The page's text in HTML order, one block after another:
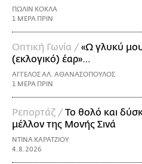
ΠΩΛΙΝ ΚΟΚΛΑ
1 ΜΕΡΑ ΠΡΙΝ
Οπτική Γωνία /«Ω γλυκύ
(εκλογικό) έαρ»…
ΑΓΓΕΛΟΣ ΑΛ. ΑΘΑΝΑΣΟΠΟΥΛΟΣ
1 ΜΕΡΑ ΠΡΙΝ
Ρεπορτάζ /Το θολό και
μέλλον της Μονής Σινά
ΝΤΙΝΑ ΚΑΡΑΤΖΙΟΥ
4.8.2026